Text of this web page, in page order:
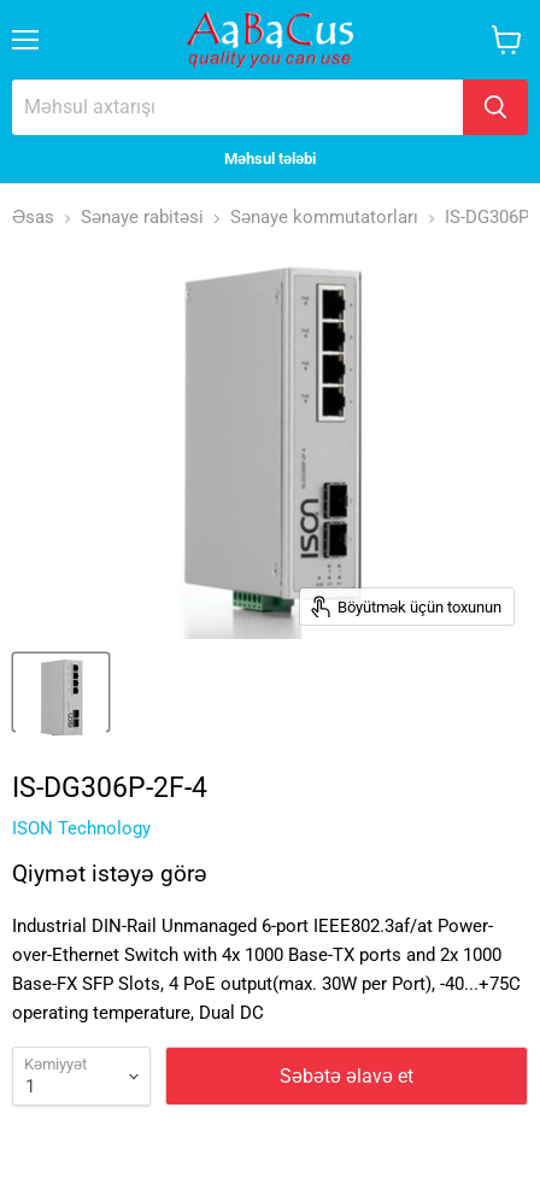
Məhsul tələbi
baxın
Əsas Sənaye rabitəsi Sənaye kommutatorları IS-DG306P-
Böyütmək üçün toxunun
IS-DG306P-2F-4
ISON Technology
Qiymət istəyə görə
Industrial DIN-Rail Unmanaged 6-port IEEE802.3af/at Power-
over-Ethernet Switch with 4x 1000 Base-TX ports and 2x 1000
Base-FX SFP Slots, 4 PoE output(max. 30W per Port), -40...+75C
operating temperature, Dual DC
Kəmiyyət Səbətə əlavə et